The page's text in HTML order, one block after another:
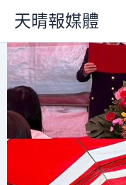
主
要
內
容
天晴報媒體